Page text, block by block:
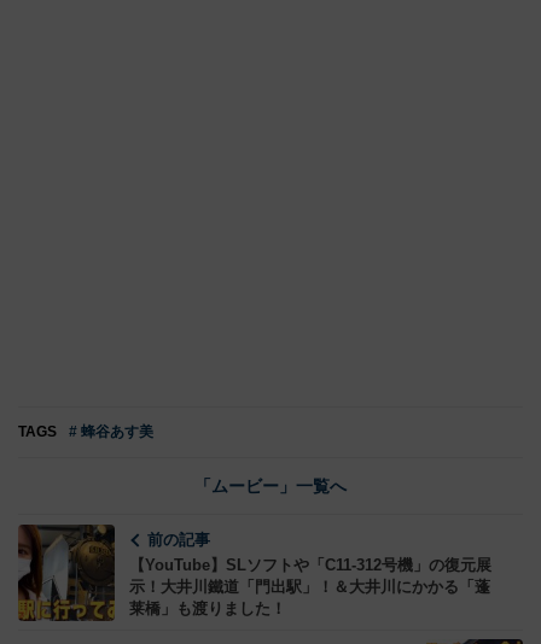
TAGS # 蜂谷あす美
「ムービー」一覧へ
前の記事
【YouTube】SLソフトや「C11-312号機」の復元展
示！大井川鐵道「門出駅」！＆大井川にかかる「蓬
莱橋」も渡りました！